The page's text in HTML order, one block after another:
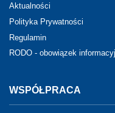
Aktualności
Polityka Prywatności
Regulamin
RODO - obowiązek
WSPÓŁPRACA